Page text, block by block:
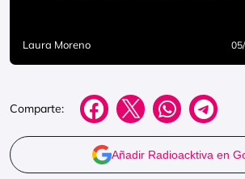
Laura Moreno
Comparte:
Añadir Radioacktiva en